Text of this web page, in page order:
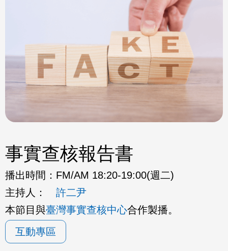
事實查核報告書
播出時間： FM/AM 18:20-19:00(週二)
主持人：
許二尹
本節目與臺灣事實查核中心合作製播。
互動專區